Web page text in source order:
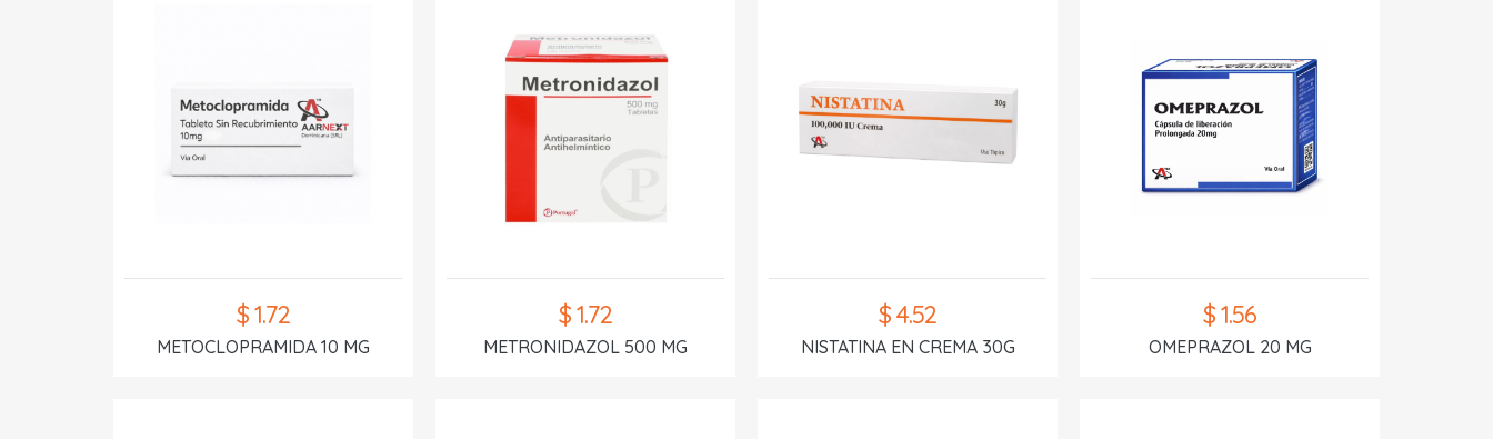
$ 1.72
METOCLOPRAMIDA 10 MG
$ 1.72
METRONIDAZOL 500 MG
$ 4.52
NISTATINA EN CREMA 30G
$ 1.56
OMEPRAZOL 20 MG